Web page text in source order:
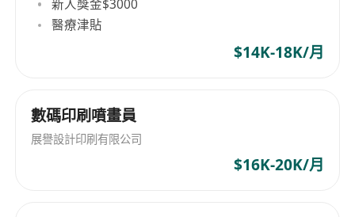
劣天氣或延時加班時提供適度膳食津貼或交通補
新人獎金$3000
醫療津貼
$14K-18K/月
數碼印刷噴畫員
展譽設計印刷有限公司
$16K-20K/月